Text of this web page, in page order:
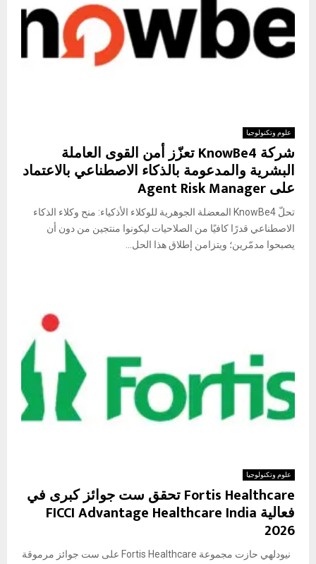
علوم وتكنولوجيا
شركة KnowBe4 تعزّز أمن القوى العاملة
البشرية والمدعومة بالذكاء الاصطناعي بالاعتماد
على Agent Risk Manager
تحلّ KnowBe4 المعضلة الجوهرية للوكلاء الأذكياء: منح وكلاء الذكاء
الاصطناعي قدرًا كافيًا من الصلاحيات ليكونوا منتجين من دون أن
يصبحوا مدمّرين؛ ويتزامن إطلاق هذا الحل...
علوم وتكنولوجيا
Fortis Healthcare تحقق ست جوائز كبرى في
فعالية FICCI Advantage Healthcare India
2026
نيودلهي حازت مجموعة Fortis Healthcare على ست جوائز مرموقة